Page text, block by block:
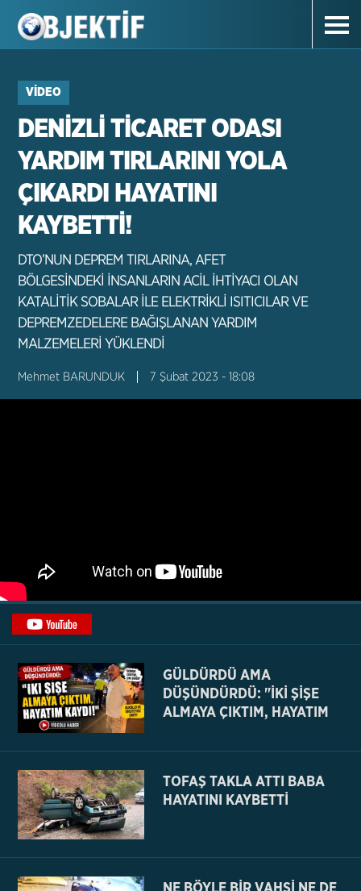
VIDEO
DENİZLİ TİCARET ODASI
YARDIM TIRLARINI YOLA
ÇIKARDI HAYATINI
KAYBETTİ!
DTO’NUN DEPREM TIRLARINA, AFET
BÖLGESİNDEKİ İNSANLARIN ACİL İHTİYACI OLAN
KATALİTİK SOBALAR İLE ELEKTRİKLİ ISITICILAR VE
DEPREMZEDELERE BAĞIŞLANAN YARDIM
MALZEMELERİ YÜKLENDİ
Mehmet BARUNDUK 7 Şubat 2023 - 18:08
GÜLDÜRDÜ AMA
DÜŞÜNDÜRDÜ: "İKİ ŞİŞE
ALMAYA ÇIKTIM, HAYATIM
TOFAŞ TAKLA ATTI BABA
HAYATINI KAYBETTİ